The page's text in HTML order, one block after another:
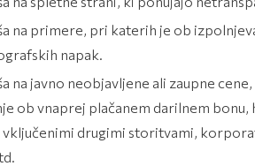
na primere, pri katerih je ob
napak.
na javno neobjavljene ali zaupne
ob vnaprej plačanem darilnem
drugimi storitvami,